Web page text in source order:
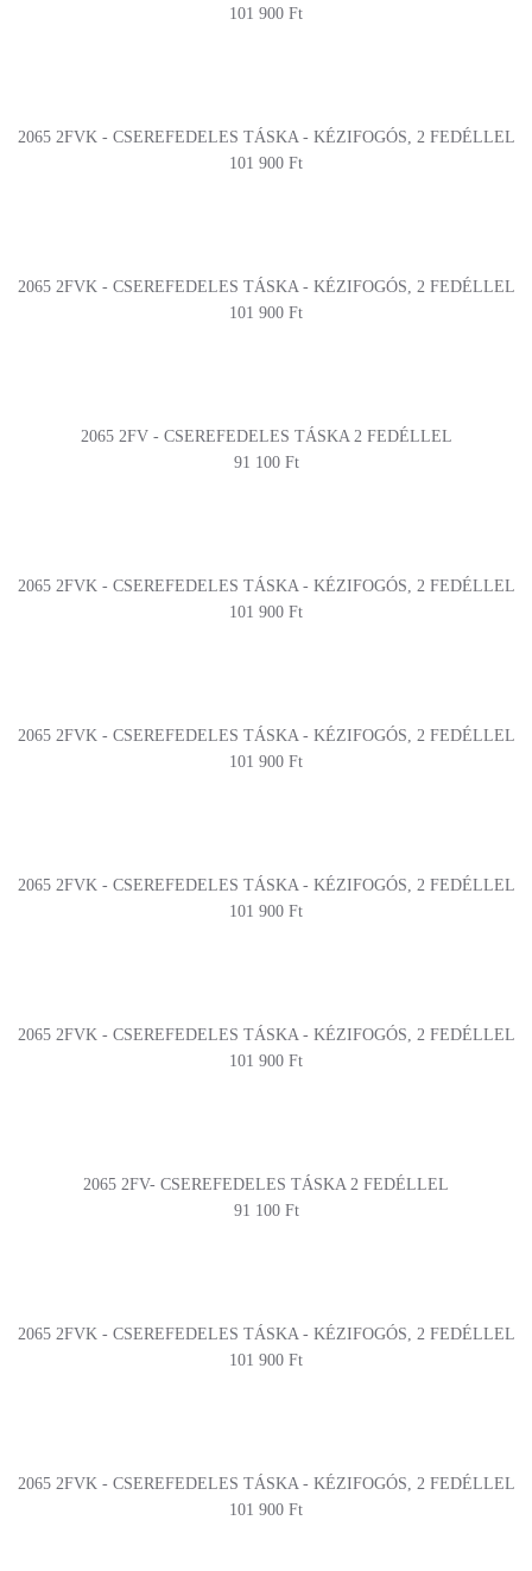
101 900 Ft
2065 2FVK - CSEREFEDELES TÁSKA - KÉZIFOGÓS, 2 FEDÉLLEL
101 900 Ft
2065 2FVK - CSEREFEDELES TÁSKA - KÉZIFOGÓS, 2 FEDÉLLEL
101 900 Ft
2065 2FV - CSEREFEDELES TÁSKA 2 FEDÉLLEL
91 100 Ft
2065 2FVK - CSEREFEDELES TÁSKA - KÉZIFOGÓS, 2 FEDÉLLEL
101 900 Ft
2065 2FVK - CSEREFEDELES TÁSKA - KÉZIFOGÓS, 2 FEDÉLLEL
101 900 Ft
2065 2FVK - CSEREFEDELES TÁSKA - KÉZIFOGÓS, 2 FEDÉLLEL
101 900 Ft
2065 2FVK - CSEREFEDELES TÁSKA - KÉZIFOGÓS, 2 FEDÉLLEL
101 900 Ft
2065 2FV- CSEREFEDELES TÁSKA 2 FEDÉLLEL
91 100 Ft
2065 2FVK - CSEREFEDELES TÁSKA - KÉZIFOGÓS, 2 FEDÉLLEL
101 900 Ft
2065 2FVK - CSEREFEDELES TÁSKA - KÉZIFOGÓS, 2 FEDÉLLEL
101 900 Ft